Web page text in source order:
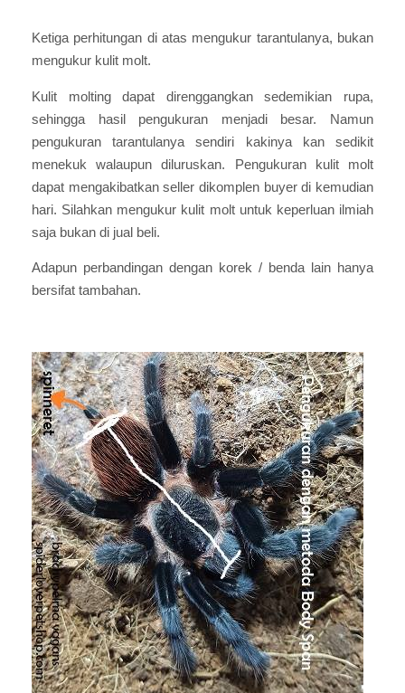
Ketiga perhitungan di atas mengukur tarantulanya, bukan
mengukur kulit molt.
Kulit molting dapat direnggangkan sedemikian rupa,
sehingga hasil pengukuran menjadi besar. Namun
pengukuran tarantulanya sendiri kakinya kan sedikit
menekuk walaupun diluruskan. Pengukuran kulit molt
dapat mengakibatkan seller dikomplen buyer di kemudian
hari. Silahkan mengukur kulit molt untuk keperluan ilmiah
saja bukan di jual beli.
Adapun perbandingan dengan korek / benda lain hanya
bersifat tambahan.